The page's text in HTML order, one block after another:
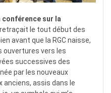
conférence sur la
le tout début des
avant que la RGC naisse,
ouvertures vers les
successives des
par les nouveaux
anciens, assis dans le